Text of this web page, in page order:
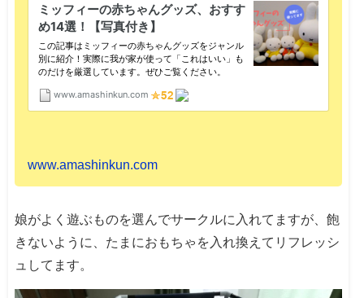
www.amashinkun.com
娘がよく遊ぶものを選んでサークルに入れてますが、飽
きないように、たまにおもちゃを入れ換えてリフレッシ
ュしてます。